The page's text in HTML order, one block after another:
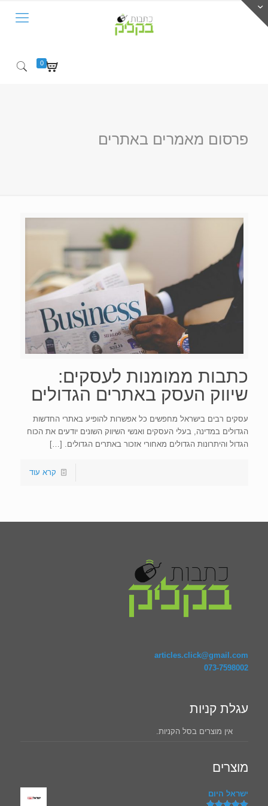
0
פרסום מאמרים באתרים
כתבות ממומנות לעסקים:
שיווק העסק באתרים הגדולים
עסקים רבים בישראל מחפשים כל אפשרות להופיע באתרי החדשות
הגדולים במדינה, בעלי העסקים ואנשי השיווק השונים יודעים את הכוח
הגדול והיתרונות הגדולים מאחורי אזכור באתרים הגדולים.
[…]
קרא עוד
articles.click@gmail.com
073-7598002
עגלת קניות
אין מוצרים בסל הקניות.
מוצרים
ישראל היום